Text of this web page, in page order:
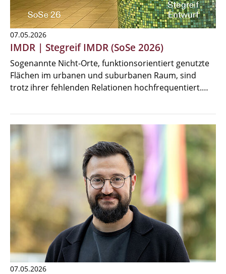
07.05.2026
IMDR | Stegreif IMDR (SoSe 2026)
Sogenannte Nicht-Orte, funktionsorientiert genutzte
Flächen im urbanen und suburbanen Raum, sind
trotz ihrer fehlenden Relationen hochfrequentiert.…
07.05.2026